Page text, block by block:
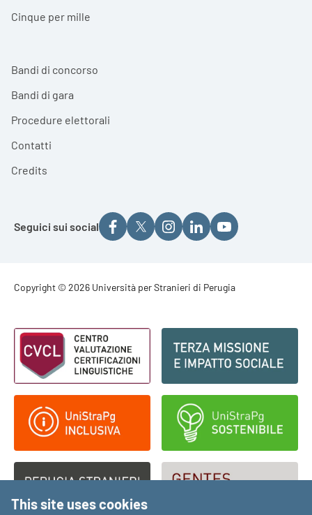
Cinque per mille
Bandi di concorso
Bandi di gara
Procedure elettorali
Contatti
Credits
Seguici sui social
Footer - Copyright
Copyright © 2026 Università per Stranieri di Perugia
Footer - Loghi
This site uses cookies